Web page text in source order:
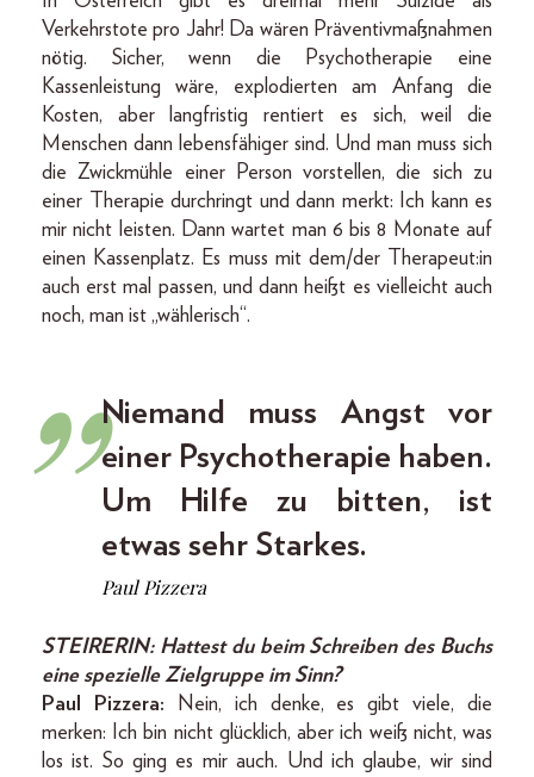
Verkehrstote pro Jahr! Da wären Präventivmaßnahmen
nötig. Sicher, wenn die Psychotherapie eine
Kassenleistung wäre, explodierten am Anfang die
Kosten, aber langfristig rentiert es sich, weil die
Menschen dann lebensfähiger sind. Und man muss sich
die Zwickmühle einer Person vorstellen, die sich zu
einer Therapie durchringt und dann merkt: Ich kann es
mir nicht leisten. Dann wartet man 6 bis 8 Monate auf
einen Kassenplatz. Es muss mit dem/der Therapeut:in
auch erst mal passen, und dann heißt es vielleicht auch
noch, man ist „wählerisch“.
Niemand muss Angst vor
einer Psychotherapie haben.
Um Hilfe zu bitten, ist
etwas sehr Starkes.
Paul Pizzera
STEIRERIN: Hattest du beim Schreiben des Buchs
eine spezielle Zielgruppe im Sinn?
Paul Pizzera:
Nein, ich denke, es gibt viele, die
merken: Ich bin nicht glücklich, aber ich weiß nicht, was
los ist. So ging es mir auch. Und ich glaube, wir sind